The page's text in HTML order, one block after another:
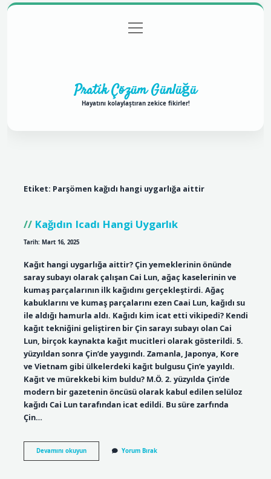
Gizlilik Politikası
menüyü
aç
Pratik Çözüm Günlüğü
Hayatını kolaylaştıran zekice fikirler!
Etiket: Parşömen kağıdı hangi uygarlığa aittir
Kağıdın Icadı Hangi Uygarlık
Tarih: Mart 16, 2025
Kağıt hangi uygarlığa aittir? Çin yemeklerinin önünde
saray subayı olarak çalışan Cai Lun, ağaç kaselerinin ve
kumaş parçalarının ilk kağıdını gerçekleştirdi. Ağaç
kabuklarını ve kumaş parçalarını ezen Caai Lun, kağıdı su
ile aldığı hamurla aldı. Kağıdı kim icat etti vikipedi? Kendi
kağıt tekniğini geliştiren bir Çin sarayı subayı olan Cai
Lun, birçok kaynakta kağıt mucitleri olarak gösterildi. 5.
yüzyıldan sonra Çin’de yaygındı. Zamanla, Japonya, Kore
ve Vietnam gibi ülkelerdeki kağıt bulgusu Çin’e yayıldı.
Kağıt ve mürekkebi kim buldu? M.Ö. 2. yüzyılda Çin’de
modern bir gazetenin öncüsü olarak kabul edilen selüloz
kağıdı Cai Lun tarafından icat edildi. Bu süre zarfında
Çin…
Devamını okuyunKağıdın
Icadı
Yorum Bırak